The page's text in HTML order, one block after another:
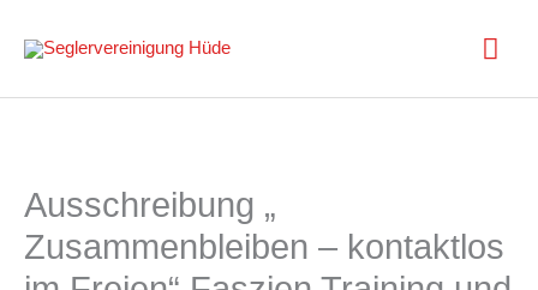
Inhalt
springen
Ausschreibung „
Zusammenbleiben – kontaktlos